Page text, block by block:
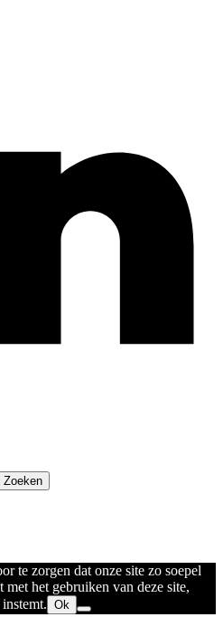
te zorgen dat onze site zo soepel
het gebruiken van deze site,
Ok